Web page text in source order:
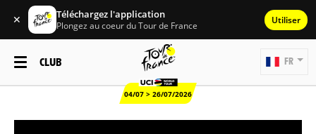
✕ Téléchargez l'application
Plongez au coeur du Tour de France Utiliser
CLUB
04/07 > 26/07/2026
FR